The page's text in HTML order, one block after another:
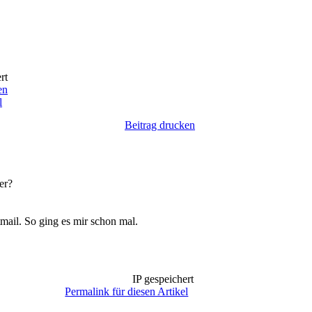
Beitrag drucken
So ging es mir schon mal.
IP gespeichert
Permalink für diesen Artikel